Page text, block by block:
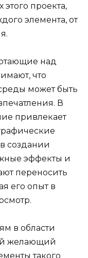
этого проекта,
элемента, от
над
что
может быть
В
привлекает
создании
эффекты и
переносить
его опыт в
в области
желающий
такого